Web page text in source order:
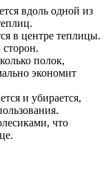
вдоль одной из
в центре теплицы.
сторон.
полок,
экономит
и убирается,
что